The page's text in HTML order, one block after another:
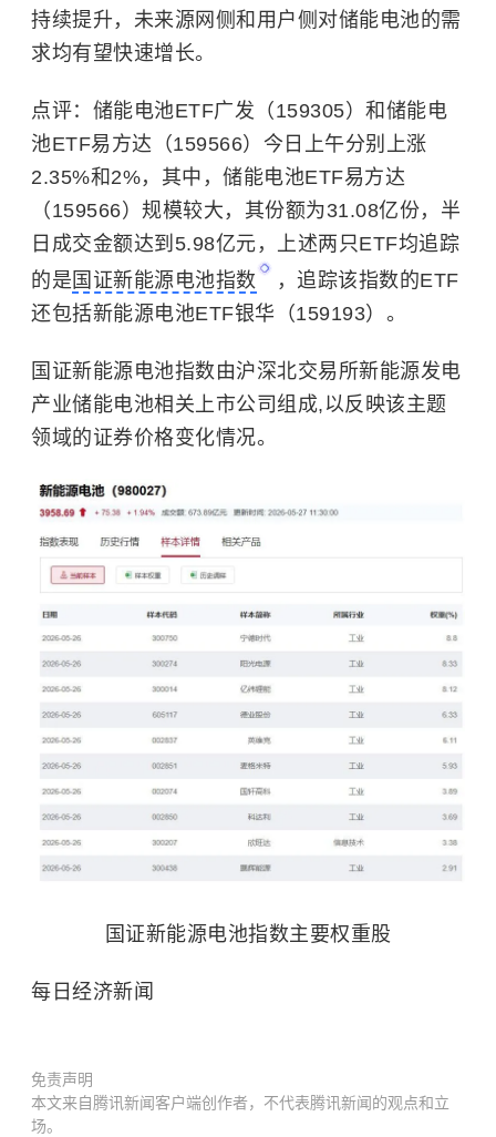
持续提升，未来源网侧和用户侧对储能电池的需
求均有望快速增长。
点评：储能电池ETF广发（159305）和储能电
池ETF易方达（159566）今日上午分别上涨
2.35%和2%，其中，储能电池ETF易方达
（159566）规模较大，其份额为31.08亿份，半
日成交金额达到5.98亿元，上述两只ETF均追踪
的是 国证新能源电池指数
，追踪该指数的ETF
还包括新能源电池ETF银华（159193）。
国证新能源电池指数由沪深北交易所新能源发电
产业储能电池相关上市公司组成,以反映该主题
领域的证券价格变化情况。
国证新能源电池指数主要权重股
每日经济新闻
免责声明
本文来自腾讯新闻客户端创作者，不代表腾讯新闻的观点和立
场。